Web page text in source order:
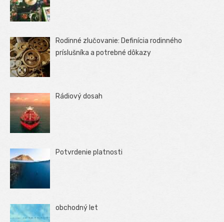
Rodinné zlučovanie: Definícia rodinného
príslušníka a potrebné dôkazy
Rádiový dosah
Potvrdenie platnosti
obchodný let